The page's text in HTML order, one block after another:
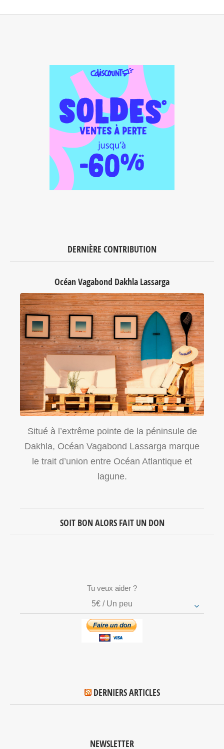
DERNIÈRE CONTRIBUTION
Océan Vagabond Dakhla Lassarga
Situé à l’extrême pointe de la péninsule de
Dakhla, Océan Vagabond Lassarga marque
le trait d’union entre Océan Atlantique et
lagune.
SOIT BON ALORS FAIT UN DON
Tu veux aider ?
5€ / Un peu
DERNIERS ARTICLES
NEWSLETTER